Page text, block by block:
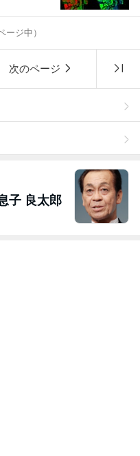
ージ中）
次のページ
子 良太郎